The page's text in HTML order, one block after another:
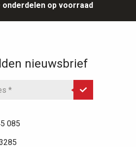
onderdelen op voorraad
nieuwsbrief
085